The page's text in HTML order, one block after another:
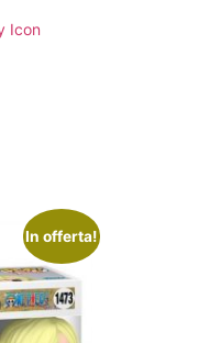
Icon
In offerta!